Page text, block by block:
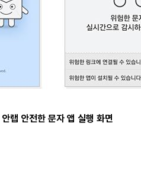
랩 안전한 문자 앱 실행 화면